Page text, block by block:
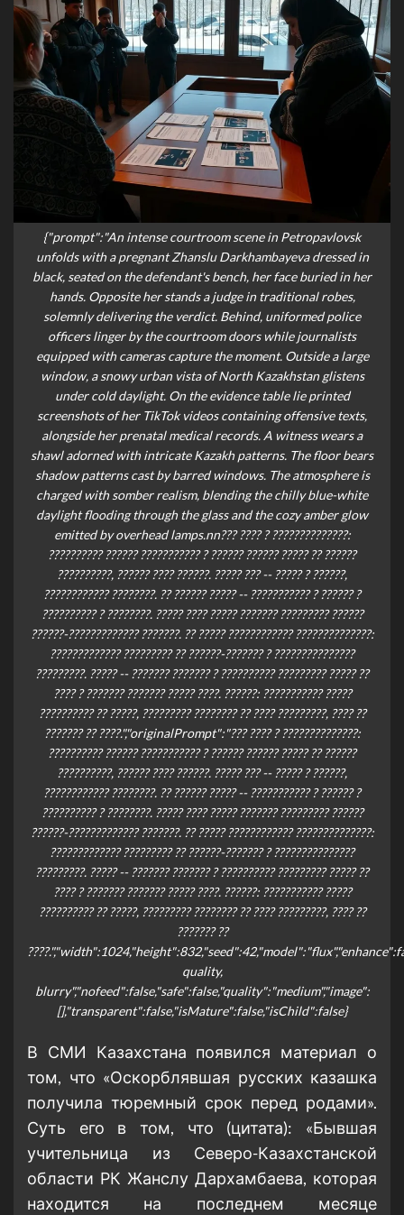
{"prompt":"An intense courtroom scene in Petropavlovsk
unfolds with a pregnant Zhanslu Darkhambayeva dressed in
black, seated on the defendant's bench, her face buried in her
hands. Opposite her stands a judge in traditional robes,
solemnly delivering the verdict. Behind, uniformed police
officers linger by the courtroom doors while journalists
equipped with cameras capture the moment. Outside a large
window, a snowy urban vista of North Kazakhstan glistens
under cold daylight. On the evidence table lie printed
screenshots of her TikTok videos containing offensive texts,
alongside her prenatal medical records. A witness wears a
shawl adorned with intricate Kazakh patterns. The floor bears
shadow patterns cast by barred windows. The atmosphere is
charged with somber realism, blending the chilly blue-white
daylight flooding through the glass and the cozy amber glow
emitted by overhead lamps.nn??? ???? ? ??????????????:
?????????? ?????? ??????????? ? ?????? ?????? ????? ?? ??????
??????????, ?????? ???? ??????. ????? ??? -- ????? ? ??????,
???????????? ????????. ?? ?????? ????? -- ??????????? ? ?????? ?
?????????? ? ????????. ????? ???? ????? ??????? ????????? ??????
??????-????????????? ???????. ?? ????? ???????????? ??????????????:
????????????? ????????? ?? ??????-??????? ? ???????????????
?????????. ????? -- ??????? ??????? ? ?????????? ????????? ????? ??
???? ? ??????? ??????? ????? ????. ??????: ??????????? ?????
?????????? ?? ?????, ????????? ???????? ?? ???? ?????????, ???? ??
??????? ?? ????.","originalPrompt":"??? ???? ? ??????????????:
?????????? ?????? ??????????? ? ?????? ?????? ????? ?? ??????
??????????, ?????? ???? ??????. ????? ??? -- ????? ? ??????,
???????????? ????????. ?? ?????? ????? -- ??????????? ? ?????? ?
?????????? ? ????????. ????? ???? ????? ??????? ????????? ??????
??????-????????????? ???????. ?? ????? ???????????? ??????????????:
????????????? ????????? ?? ??????-??????? ? ???????????????
?????????. ????? -- ??????? ??????? ? ?????????? ????????? ????? ??
???? ? ??????? ??????? ????? ????. ??????: ??????????? ?????
?????????? ?? ?????, ????????? ???????? ?? ???? ?????????, ???? ??
??????? ??
quality,
blurry","nofeed":false,"safe":false,"quality":"medium","image":
[],"transparent":false,"isMature":false,"isChild":false}
В СМИ Казахстана появился материал о
том, что «Оскорблявшая русских казашка
получила тюремный срок перед родами».
Суть его в том, что (цитата): «Бывшая
учительница из Северо-Казахстанской
области РК Жанслу Дархамбаева, которая
находится на последнем месяце